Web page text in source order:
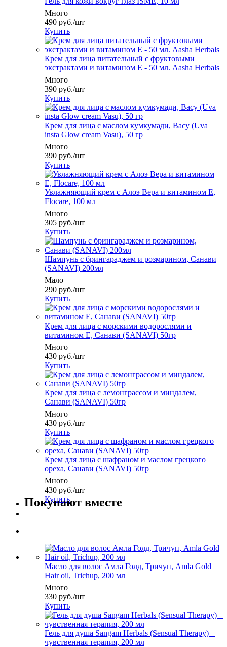
Много
490 руб./шт
Купить
Крем для лица питательный c фруктовыми
экстрактами и витамином Е - 50 мл. Aasha Herbals
Много
390 руб./шт
Купить
Крем для лица с маслом кумкумади, Васу (Uva
insta Glow cream Vasu), 50 гр
Много
390 руб./шт
Купить
Увлажняющий крем с Алоэ Вера и витамином Е,
Flocare, 100 мл
Много
305 руб./шт
Купить
Шампунь с брингараджем и розмарином, Санави
(SANAVI) 200мл
Мало
290 руб./шт
Купить
Крем для лица с морскими водорослями и
витамином Е, Санави (SANAVI) 50гр
Много
430 руб./шт
Купить
Крем для лица с лемонграссом и миндалем,
Санави (SANAVI) 50гр
Много
430 руб./шт
Купить
Крем для лица с шафраном и маслом грецкого
ореха, Санави (SANAVI) 50гр
Много
430 руб./шт
Купить
Покупают вместе
Масло для волос Амла Голд, Тричуп, Amla Gold
Hair oil, Trichup, 200 мл
Много
330 руб./шт
Купить
Гель для душа Sangam Herbals (Sensual Therapy) –
чувственная терапия, 200 мл